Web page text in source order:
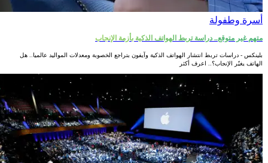
أسرة وطفولة
متهم غير متوقع.. دراسة تربط الهواتف الذكية بأزمة الإنجاب
بلينكس - دراسات تربط انتشار الهواتف الذكية وآيفون بتراجع الخصوبة ومعدلات المواليد عالميا.. هل
الهاتف يغيّر الإنجاب؟.. اعرف أكثر